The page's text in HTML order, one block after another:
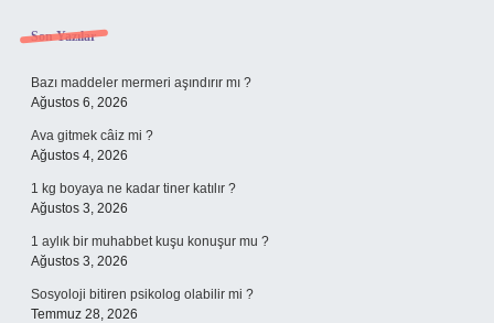
Sidebar
Son Yazılar
Bazı maddeler mermeri aşındırır mı ?
Ağustos 6, 2026
Ava gitmek câiz mi ?
Ağustos 4, 2026
1 kg boyaya ne kadar tiner katılır ?
Ağustos 3, 2026
1 aylık bir muhabbet kuşu konuşur mu ?
Ağustos 3, 2026
Sosyoloji bitiren psikolog olabilir mi ?
Temmuz 28, 2026